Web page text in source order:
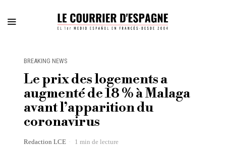
BREAKING NEWS
Le prix des logements a
augmenté de 18 % à Malaga
avant l’apparition du
coronavirus
Redaction LCE 1 min de lecture